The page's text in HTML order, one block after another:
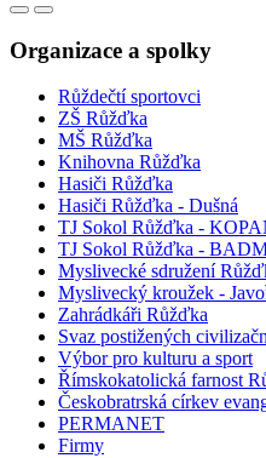
Organizace a spolky
Růždečtí sportovci
ZŠ Růžďka
MŠ Růžďka
Knihovna Růžďka
Hasiči Růžďka
Hasiči Růžďka - Dušná
TJ Sokol Růžďka -
TJ Sokol Růžďka -
Myslivecké sdružení
Myslivecký kroužek -
Zahrádkáři Růžďka
Svaz postižených
Výbor pro kulturu a sport
Římskokatolická farnost
Českobratrská církev
PERMANET
Firmy